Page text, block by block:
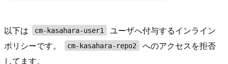
以下は cm-kasahara-user1
ユーザへ付与するインライン
ポリシーです。
cm-kasahara-repo2
へのアクセスを拒否
してます。